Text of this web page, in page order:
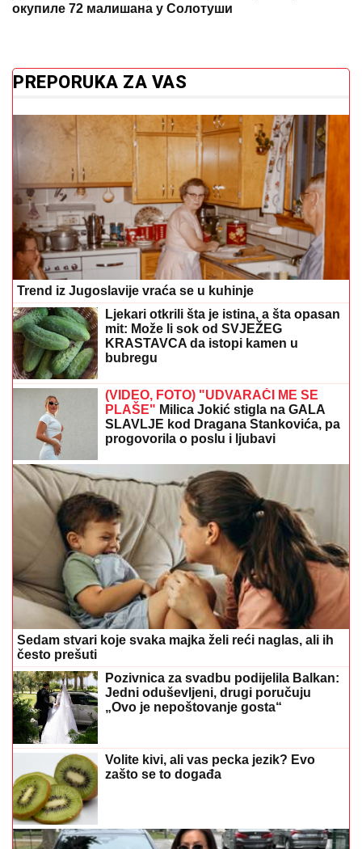
окупиле 72 малишана у Солотуши
PREPORUKA ZA VAS
Trend iz Jugoslavije vraća se u kuhinje
Ljekari otkrili šta je istina, a šta opasan
mit: Može li sok od SVJEŽEG
KRASTAVCA da istopi kamen u
bubregu
(VIDEO, FOTO) "UDVARAČI ME SE
PLAŠE" Milica Jokić stigla na GALA
SLAVLJE kod Dragana Stankovića, pa
progovorila o poslu i ljubavi
Sedam stvari koje svaka majka želi reći naglas, ali ih
često prešuti
Pozivnica za svadbu podijelila Balkan:
Jedni oduševljeni, drugi poručuju
„Ovo je nepoštovanje gosta“
Volite kivi, ali vas pecka jezik? Evo
zašto se to događa